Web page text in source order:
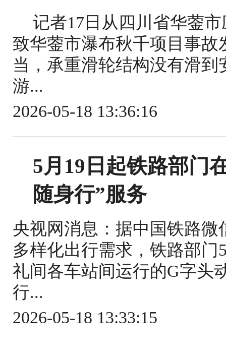
记者17日从四川省华蓥
致华蓥市瀑布秋千项目事
当，承重滑轮结构没有滑
游...
2026-05-18 13:36:16
5月19日起铁路部门
随身行”服务
央视网消息：据中国铁路
多样化出行需求，铁路部门
礼间各车站间运行的G字头
行...
2026-05-18 13:33:15